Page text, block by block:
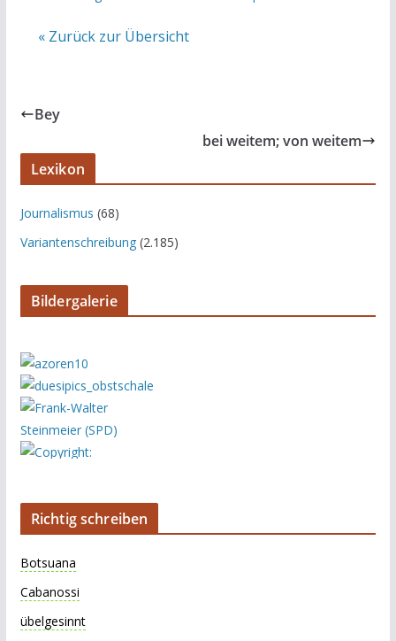
« Zurück zur Übersicht
Bey
bei weitem; von weitem
Lexikon
Journalismus (68)
Variantenschreibung(2.185)
Bildergalerie
Richtig schreiben
Botsuana
Cabanossi
übelgesinnt